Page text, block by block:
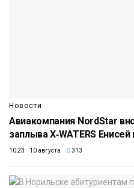
Новости
Авиакомпания NordStar
заплыва X‑WATERS
10:23 10 августа 313